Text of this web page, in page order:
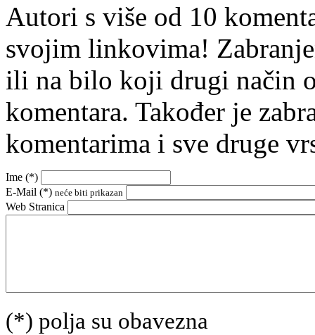
Autori s više od 10
svojim linkovima!
ili na bilo koji drugi način
komentara. Također je
komentarima i sve druge
Ime (*)
E-Mail (*) neće biti prikazan
Web Stranica
(*) polja su obavezna